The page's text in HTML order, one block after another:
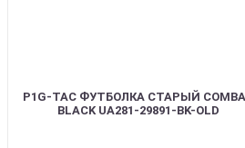
P1G-TAC ФУТБОЛКА СТАРЫЙ
BLACK UA281-29891-BK-OLD